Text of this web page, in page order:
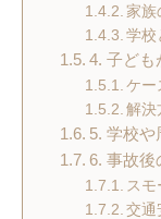
家族
学校
4. 子ども
ケー
解決
5. 学校や
6. 事故後
ス
交通